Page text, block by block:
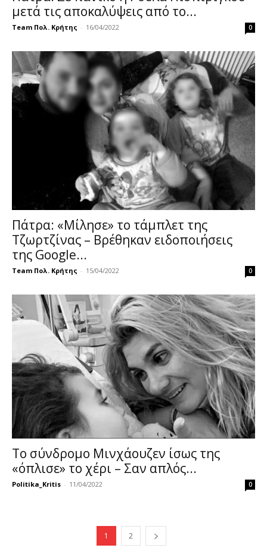
μετά τις αποκαλύψεις από το...
Team Πολ. Κρήτης - 16/04/2022 0
Πάτρα: «Μίλησε» το τάμπλετ της
Τζωρτζίνας – Βρέθηκαν ειδοποιήσεις
της Google...
Team Πολ. Κρήτης - 15/04/2022 0
Το σύνδρομο Μινχάουζεν ίσως της
«όπλισε» το χέρι – Σαν απλός...
Politika_Kritis - 11/04/2022 0
1 2